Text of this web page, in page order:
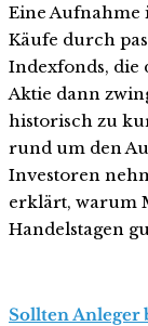
Eine Aufnahme
Käufe durch
Indexfonds, die
Aktie dann
historisch zu
rund um den
Investoren
erklärt, warum
Handelstagen
Sollten Anleger